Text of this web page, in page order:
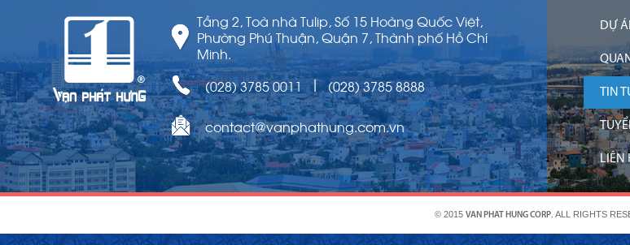
Tầng 2, Toà nhà Tulip, Số 15 Hoàng Quốc Việt,
Phường Phú Thuận, Quận 7, Thành phố Hồ Chí
Minh.
(028) 3785 0011 | (028) 3785 8888
contact@vanphathung.com.vn
DỰ
TIN
LIÊN
© 2015 VAN PHAT HUNG CORP. ALL RIGHTS